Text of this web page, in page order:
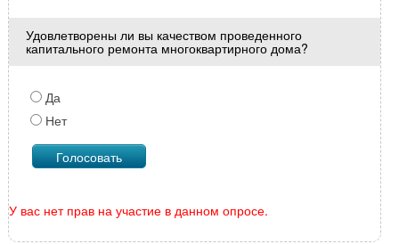
Удовлетворены ли вы качеством проведенного
капитального ремонта многоквартирного дома?
Да
Нет
У вас нет прав на участие в данном опросе.